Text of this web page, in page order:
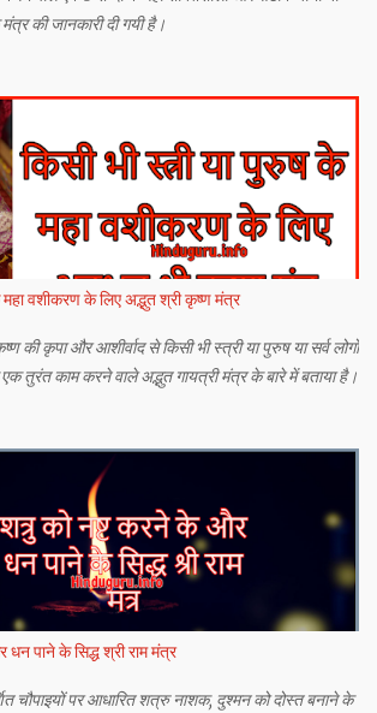
की जानकारी दी गयी है।
महा वशीकरण के लिए अद्भुत श्री कृष्ण मंत्र
की कृपा और आशीर्वाद से किसी भी स्त्री या पुरुष या सर्व लोगों
तुरंत काम करने वाले अद्भुत गायत्री मंत्र के बारे में बताया है।
पाने के सिद्ध श्री राम मंत्र
चौपाइयों पर आधारित शत्रु नाशक, दुश्मन को दोस्त बनाने के